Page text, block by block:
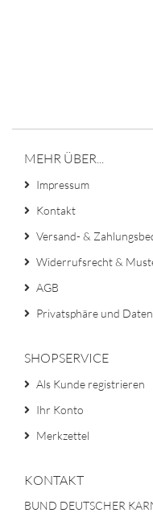
MEHR ÜBER...
Impressum
Kontakt
Versand- &
Widerrufsrecht &
AGB
Privatsphäre und
SHOPSERVICE
Als Kunde registrieren
Ihr Konto
Merkzettel
KONTAKT
BUND DEUTSCHER